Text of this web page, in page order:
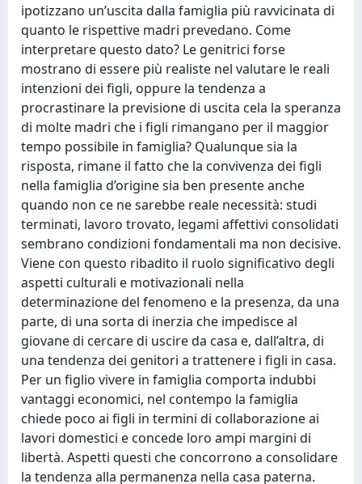
ipotizzano un’uscita dalla famiglia più ravvicinata di
quanto le rispettive madri prevedano. Come
interpretare questo dato? Le genitrici forse
mostrano di essere più realiste nel valutare le reali
intenzioni dei figli, oppure la tendenza a
procrastinare la previsione di uscita cela la speranza
di molte madri che i figli rimangano per il maggior
tempo possibile in famiglia? Qualunque sia la
risposta, rimane il fatto che la convivenza dei figli
nella famiglia d’origine sia ben presente anche
quando non ce ne sarebbe reale necessità: studi
terminati, lavoro trovato, legami affettivi consolidati
sembrano condizioni fondamentali ma non decisive.
Viene con questo ribadito il ruolo significativo degli
aspetti culturali e motivazionali nella
determinazione del fenomeno e la presenza, da una
parte, di una sorta di inerzia che impedisce al
giovane di cercare di uscire da casa e, dall’altra, di
una tendenza dei genitori a trattenere i figli in casa.
Per un figlio vivere in famiglia comporta indubbi
vantaggi economici, nel contempo la famiglia
chiede poco ai figli in termini di collaborazione ai
lavori domestici e concede loro ampi margini di
libertà. Aspetti questi che concorrono a consolidare
la tendenza alla permanenza nella casa paterna.